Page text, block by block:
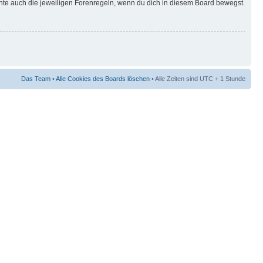
auch die jeweiligen Forenregeln, wenn du dich in diesem Board bewegst.
Das Team •Alle Cookies des Boards löschen • Alle Zeiten sind UTC + 1 Stunde